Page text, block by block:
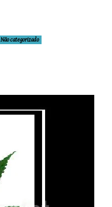
Não categorizado